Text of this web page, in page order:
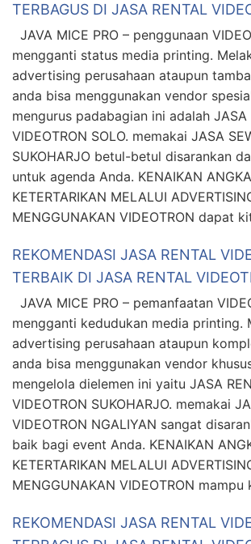
TERBAGUS DI JASA RENTAL
JAVA MICE PRO – penggunaan
mengganti status media printing.
advertising perusahaan ataupun
anda bisa menggunakan vendor
mengurus padabagian ini adalah JASA
VIDEOTRON SOLO. memakai JASA
SUKOHARJO betul-betul disarankan
untuk agenda Anda. KENAIKAN ANGKA
KETERTARIKAN MELALUI
MENGGUNAKAN VIDEOTRON dapat
REKOMENDASI JASA RENTAL
TERBAIK DI JASA RENTAL
JAVA MICE PRO – pemanfaatan
mengganti kedudukan media printing.
advertising perusahaan ataupun
anda bisa menggunakan vendor
mengelola dielemen ini yaitu JASA
VIDEOTRON SUKOHARJO. memakai
VIDEOTRON NGALIYAN sangat
baik bagi event Anda. KENAIKAN
KETERTARIKAN MELALUI
MENGGUNAKAN VIDEOTRON
REKOMENDASI JASA RENTAL